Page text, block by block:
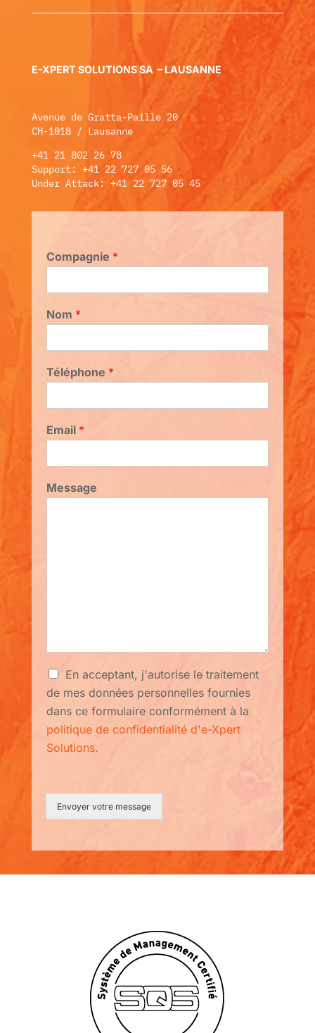
E-XPERT SOLUTIONS SA – LAUSANNE
Avenue de Gratta-Paille 20
CH-1018 / Lausanne
+41 21 802 26 78
Support: +41 22 727 05 56
Under Attack: +41 22 727 05 45
Compagnie *
Nom *
Téléphone *
Email *
Message
p
r
i
v
a
c
En acceptant, j'autorise le traitement
de mes données personnelles fournies
dans ce formulaire conformément à la
politique de confidentialité d'e-Xpert
Solutions.
Envoyer votre message